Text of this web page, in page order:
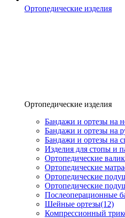
Ортопедические изделия
Ортопедические изделия
Бандажи и ортезы на
Бандажи и ортезы на
Бандажи и ортезы на
Изделия для стопы и
Ортопедические
Ортопедические
Ортопедические
Ортопедические
Послеоперационные
Шейные ортезы(12)
Компрессионный